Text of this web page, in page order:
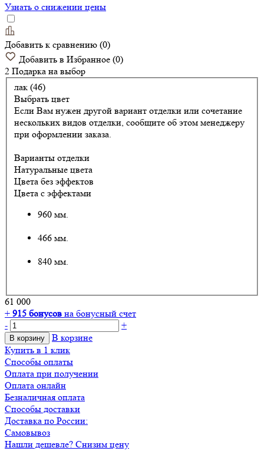
Узнать о снижении цены
Добавить к сравнению (0)
Добавить в Избранное (0)
2 Подарка на выбор
лак (46)
Выбрать цвет
Если Вам нужен другой вариант отделки или сочетание
нескольких видов отделки, сообщите об этом менеджеру
при оформлении заказа.
Варианты отделки
Натуральные цвета
Цвета без эффектов
Цвета с эффектами
960 мм.
466 мм.
840 мм.
61 000
+ 915 бонусов на бонусный счет
-
+
В корзину
В корзине
Купить в 1 клик
Способы оплаты
Оплата при получении
Оплата онлайн
Безналичная оплата
Способы доставки
Доставка по России:
Самовывоз
Нашли дешевле? Снизим цену